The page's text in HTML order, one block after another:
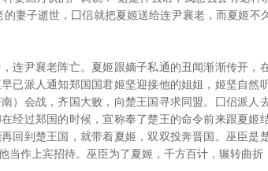
妻子逝世，囗侣就把夏姬送给连尹襄老，而夏姬不
尹襄老阵亡。夏姬跟嫡子私通的丑闻渐渐传开，
已派人通知郑国国君姬坚迎接他的姐姐，姬坚自然
）会战，齐国大败，向楚王国寻求同盟。囗侣派人
经过郑国的时候，宣称奉了楚王的命令前来跟夏姬
回到楚王国，就带着夏姬，双双投奔晋国。巫臣是
当作上宾招待。巫臣为了夏姬，千方百计，辗转曲折